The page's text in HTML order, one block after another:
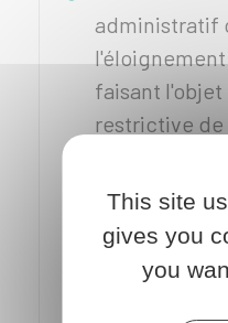
administratif
faisant l'objet
restrictive
infraction
transport
de
This site
gives you
you